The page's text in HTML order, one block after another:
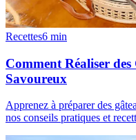
Recettes6 min
Comment Réaliser
Savoureux
Apprenez à préparer des
nos conseils pratiques et